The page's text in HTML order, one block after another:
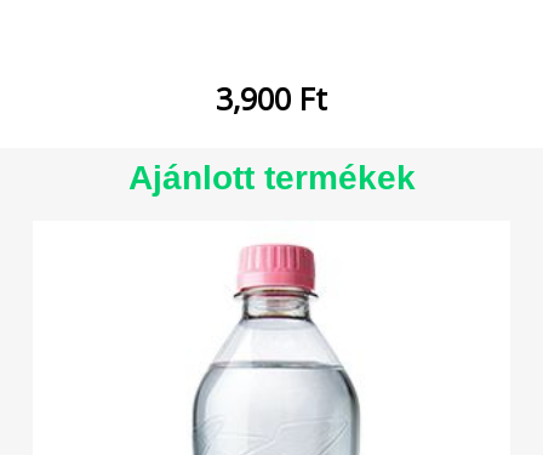
3,900 Ft
Ajánlott termékek